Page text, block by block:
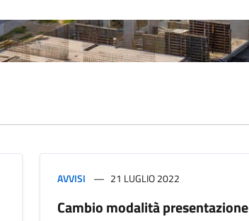
AVVISI 21 LUGLIO 2022
Cambio modalità presentazione